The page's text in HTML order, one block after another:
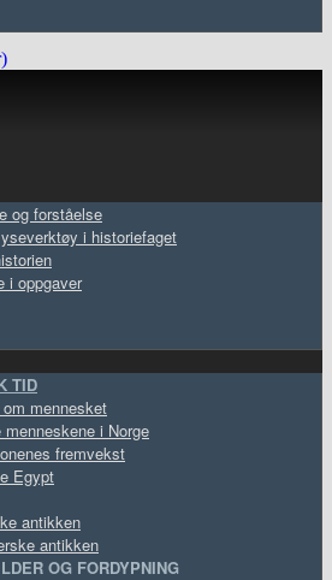
og forståelse
i historiefaget
i oppgaver
TID
mennesket
menneskene i Norge
fremvekst
Egypt
antikken
antikken
OG FORDYPNING